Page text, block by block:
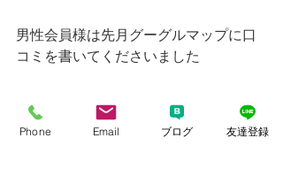
男性会員様は先月グーグルマップに口
コミを書いてくださいました
https://g.page/r/CRRoU9W4Jbt8EBA
Phone Email ブログ 友達登録